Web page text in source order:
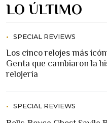
LO ÚLTIMO
SPECIAL REVIEWS
Los cinco relojes más
Genta que cambiaron la
relojería
SPECIAL REVIEWS